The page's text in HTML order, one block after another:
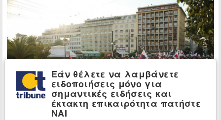
Εάν θέλετε να λαμβάνετε
ειδοποιήσεις μόνο για
σημαντικές ειδήσεις και
έκτακτη επικαιρότητα πατήστε
ΝΑΙ